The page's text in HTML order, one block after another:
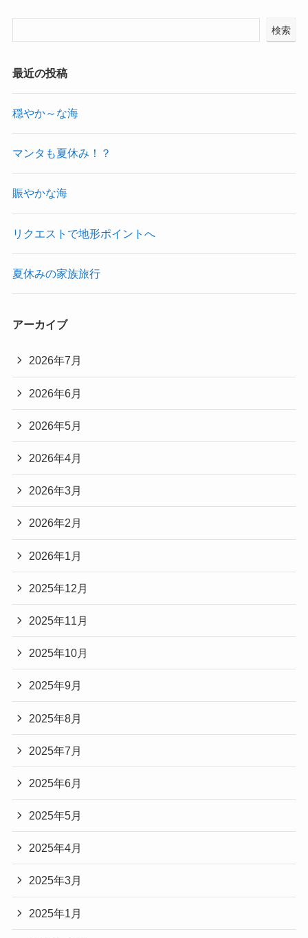
検索
最近の投稿
穏やか～な海
マンタも夏休み！？
賑やかな海
リクエストで地形ポイントへ
夏休みの家族旅行
アーカイブ
2026年7月
2026年6月
2026年5月
2026年4月
2026年3月
2026年2月
2026年1月
2025年12月
2025年11月
2025年10月
2025年9月
2025年8月
2025年7月
2025年6月
2025年5月
2025年4月
2025年3月
2025年1月